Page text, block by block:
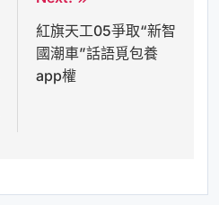
紅旗天工05爭取“新智
國潮車”話語覓包養
app權